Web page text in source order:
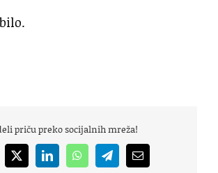
priču preko socijalnih mreža!
X LinkedInWhatsAppTelegramEmail